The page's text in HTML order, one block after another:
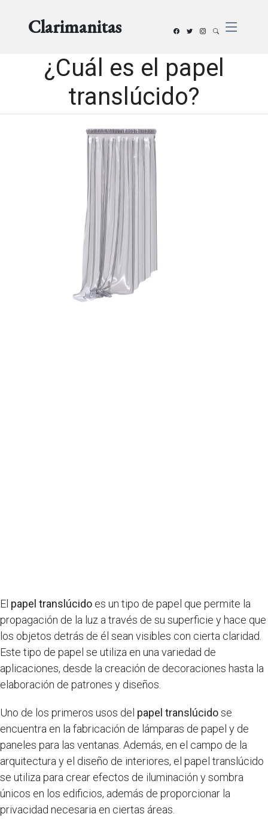
Clarimanitas
¿Cuál es el papel
translúcido?
El papel translúcido es un tipo de papel que permite la
propagación de la luz a través de su superficie y hace que
los objetos detrás de él sean visibles con cierta claridad.
Este tipo de papel se utiliza en una variedad de
aplicaciones, desde la creación de decoraciones hasta la
elaboración de patrones y diseños.
Uno de los primeros usos del papel translúcidose
encuentra en la fabricación de lámparas de papel y de
paneles para las ventanas. Además, en el campo de la
arquitectura y el diseño de interiores, el papel translúcido
se utiliza para crear efectos de iluminación y sombra
únicos en los edificios, además de proporcionar la
privacidad necesaria en ciertas áreas.